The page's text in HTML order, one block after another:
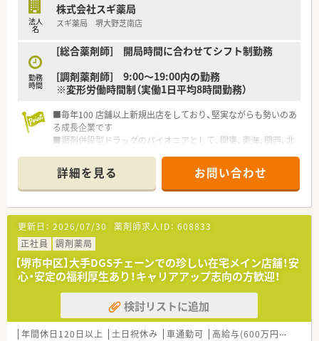
法人
名
株式会社スギ薬局
スギ薬局 堺大野芝南店
勤務
時間
[総合薬剤師] 開局時間に合わせてシフト制勤務
[調剤薬剤師] 9:00～19:00内の勤務
※変形労働時間制（実働1日平均8時間勤務）
■毎年100 店舗以上新規出店をしており、堅実ながらも勢いのあ
る成長企業です
■調剤併設型ドラッグのパイオニアとして、関東、東海、関西、北
■研修制度は様々なプランがあり、集合研修だけでなく任意で受
講可能な研修も幅広く用意されています
■店舗で活躍する従業員、社外で活躍する従業員、将来経営幹部
となる従業員など、薬剤師として様々な活躍ができるフィールド
を用意されています
■総合薬剤師・調剤薬剤師（土日休み・19時までの勤務）どちらか
の働き方を選択できます
■調剤併設型だけでなく「医療モール・クリニック併設店舗」「敷
地内薬局」「訪問調剤特化型店舗」など様々な店舗を運営してい
ます
■在宅医療にも積極的取り組んでおり「訪問調剤特化型店舗」を
50店舗以上、無菌調剤室は業界最多の51店舗設置しています
■「プラチナくるみん認定企業」「健康経営優良法人2023（大規模
法人部門）認定」等を取得し一人ひとりが働きやすい環境が整備
詳細を見る お問い合わせ
更新日： 2026/07/30 薬剤師求人ID： 608833
正社員
調剤薬局
【堺市中区】大手DGSチェーンでの珍しい在宅メイン店舗！安
心・安定の福利厚生あり！キャリアアップ志向の方歓迎！
検討リストに追加
年間休日120日以上 土日祝休み 車通勤可 高給与(600万円以上)